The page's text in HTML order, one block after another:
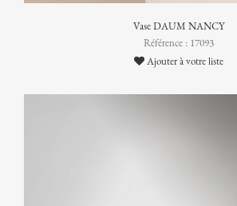
Vase DAUM NANCY
Référence : 17093
Ajouter à votre liste